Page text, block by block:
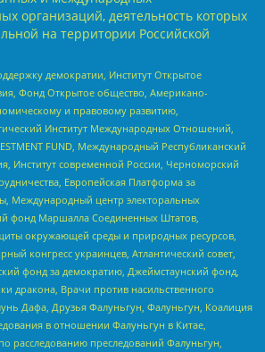
организаций, деятельность которых
на территории Российской
демократии, Институт Открытое
Фонд Открытое общество, Американо-
и правовому развитию,
Институт Международных Отношений,
FUND, Международный Республиканский
Институт современной России, Черноморский
Европейская Платформа за
Международный центр электоральных
фонд Маршалла Соединенных Штатов,
окружающей среды и природных ресурсов,
конгресс украинцев, Атлантический совет,
фонд за демократию, Джеймстаунский фонд,
дракона, Врачи против насильственного
Дафа, Друзья Фалуньгун, Фалуньгун, Коалиция
в отношении Фалуньгун в Китае,
расследованию преследований Фалуньгун,